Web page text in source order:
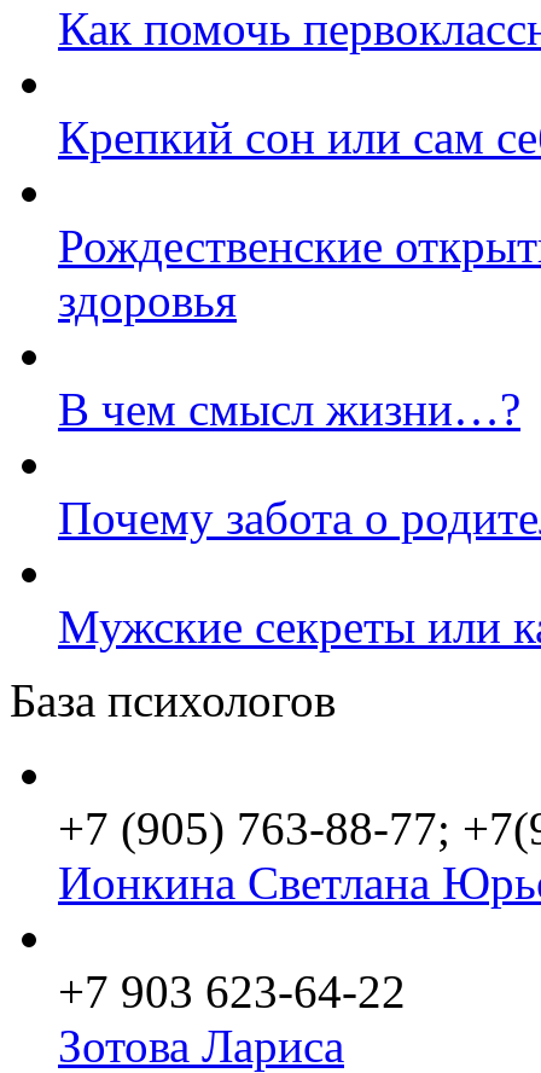
Как помочь
Крепкий сон или сам
Рождественские
здоровья
В чем смысл жизни…?
Почему забота о
Мужские секреты или
База психологов
+7 (905) 763-88-77;
Ионкина Светлана
+7 903 623-64-22
Зотова Лариса